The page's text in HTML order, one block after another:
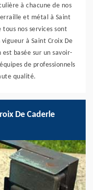
à chacune de nos
et métal à Saint
tous nos services sont
à Saint Croix De
basée sur un savoir-
de professionnels
qualité.
De Caderle